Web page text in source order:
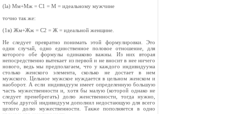
(la) Mм+Mж = C1 = M = идеальному мужчине
точно так же:
(1в) Жм+Жж = С2 = Ж = идеальной женщине.
Не следует превратно понимать этой формулировки. Это
один случай, одно единственное половое отношение, для
которого обе формулы одинаково важны. Из них вторая
непосредственно вытекает из первой и не вносит в нее ничего
нового, ведь мы предполагаем, что у каждого индивидуума
столько женского элемента, сколько не достает в нем
мужского. Цельное мужское нуждается в цельном женском и
наоборот. А если индивидуум имеет определенную большую
часть мужественности и, хотя бы малую (которой однако не
следует пренебрегать) долю женственности, тогда нужно,
чтобы другой индивидуум дополнил недостающую для всего
целого долю мужественности. Также пополняется в одно